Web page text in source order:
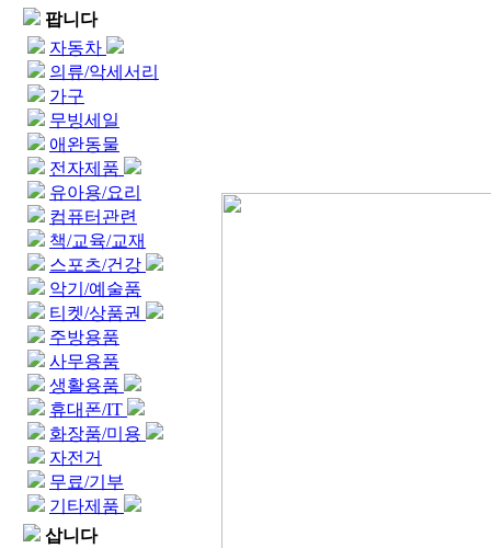
팝니다
자동차
의류/악세서리
가구
무빙세일
애완동물
전자제품
유아용/요리
컴퓨터관련
책/교육/교재
스포츠/건강
악기/예술품
티켓/상품권
주방용품
사무용품
생활용품
휴대폰/IT
화장품/미용
자전거
무료/기부
기타제품
삽니다